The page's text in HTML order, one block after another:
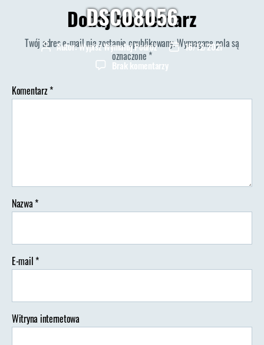
DSC08056
AutorAutor:Wypisz Wymaluj Podróż
Data16/12/2021
Brak komentarzydo
Dodaj komentarz
Twój adres e-mail nie zostanie opublikowany.Wymagane pola są
oznaczone *
Komentarz*
Nazwa*
E-mail*
Witryna internetowa